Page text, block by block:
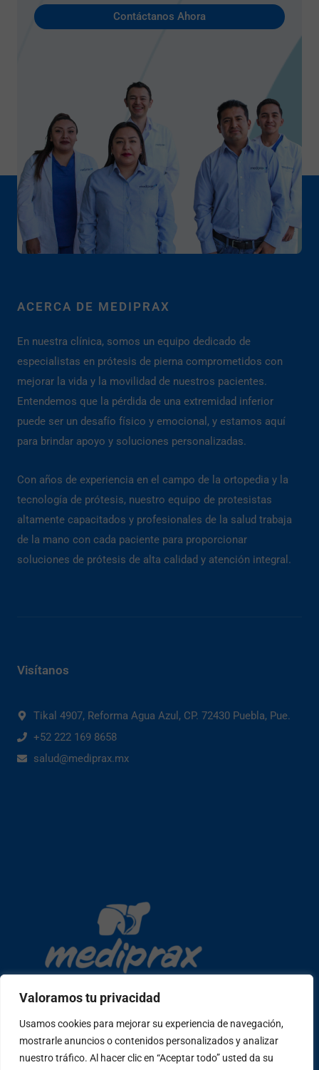
Valoramos tu privacidad
Usamos cookies para mejorar su experiencia de navegación,
mostrarle anuncios o contenidos personalizados y analizar
nuestro tráfico. Al hacer clic en “Aceptar todo” usted da su
Contáctanos Ahora
ACERCA DE MEDIPRAX
En nuestra clínica, somos un equipo dedicado de
especialistas en prótesis de pierna comprometidos con
mejorar la vida y la movilidad de nuestros pacientes.
Entendemos que la pérdida de una extremidad inferior
puede ser un desafío físico y emocional, y estamos aquí
para brindar apoyo y soluciones personalizadas.
Con años de experiencia en el campo de la ortopedia y la
tecnología de prótesis, nuestro equipo de protesistas
altamente capacitados y profesionales de la salud trabaja
de la mano con cada paciente para proporcionar
soluciones de prótesis de alta calidad y atención integral.
Copyright © 2026 mediprax | Web confeccionada en Sastrería
Web
Visítanos
Tikal 4907, Reforma Agua Azul, CP. 72430 Puebla, Pue.
+52 222 169 8658
salud@mediprax.mx